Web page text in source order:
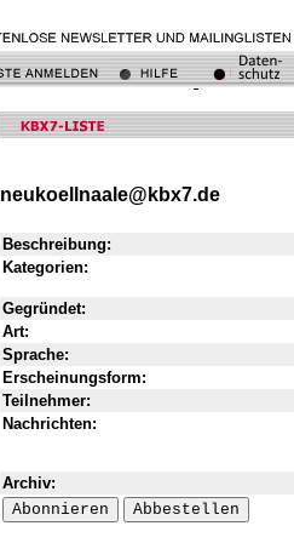
neukoellnaale@kbx7.de
Beschreibung:
Kategorien:
Gegründet:
Art:
Sprache:
Erscheinungsform:
Teilnehmer:
Nachrichten:
Archiv: